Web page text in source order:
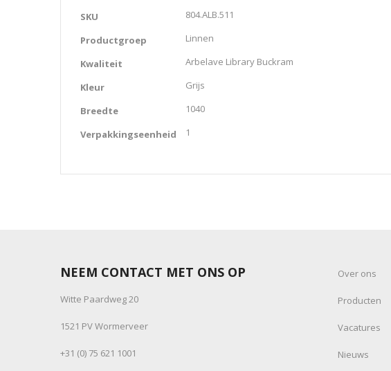
SKU 804.ALB.511
Productgroep Linnen
Kwaliteit Arbelave Library Buckram
Kleur Grijs
Breedte 1040
Verpakkingseenheid 1
NEEM CONTACT MET ONS OP
Witte Paardweg 20
1521 PV Wormerveer
+31 (0) 75 621 1001
Over ons
Producten
Vacatures
Nieuws